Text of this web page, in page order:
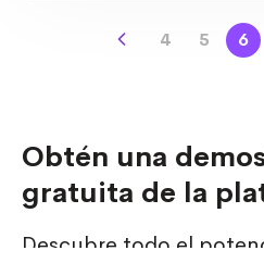
4 5 6
Obtén una
gratuita de la
Descubre todo el